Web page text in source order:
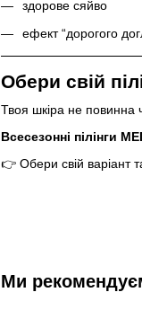
здорове сяйво
ефект “дорогого
Обери свій
Твоя шкіра не повинна
Всесезонні пілінги
👉 Обери свій варіант
Ми